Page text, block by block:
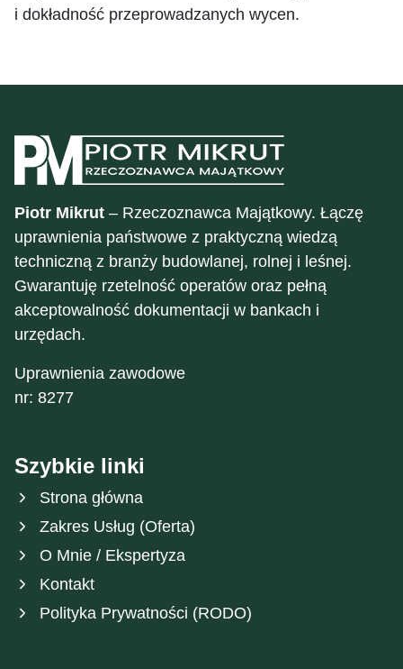
i dokładność przeprowadzanych wycen.
Piotr Mikrut – Rzeczoznawca Majątkowy. Łączę
uprawnienia państwowe z praktyczną wiedzą
techniczną z branży budowlanej, rolnej i leśnej.
Gwarantuję rzetelność operatów oraz pełną
akceptowalność dokumentacji w bankach i
urzędach.
Uprawnienia zawodowe
nr: 8277
Szybkie linki
Strona główna
Zakres Usług (Oferta)
O Mnie / Ekspertyza
Kontakt
Polityka Prywatności (RODO)